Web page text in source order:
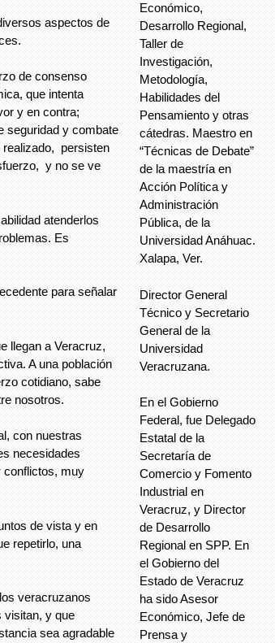
aspectos de
de consenso
que intenta
y en contra;
seguridad y combate
realizado, persisten
y no se ve
atenderlos
Es
para señalar
llegan a Veracruz,
A una población
cotidiano, sabe
nosotros.
con nuestras
necesidades
muy
de vista y en
repetirlo, una
veracruzanos
visitan, y que
sea agradable
Económico,
Desarrollo Regional,
Taller de
Investigación,
Metodología,
Habilidades del
Pensamiento y otras
cátedras. Maestro en
“Técnicas de Debate”
de la maestría en
Acción Política y
Administración
Pública, de la
Universidad Anáhuac.
Xalapa, Ver.
Director General
Técnico y Secretario
General de la
Universidad
Veracruzana.
En el Gobierno
Federal, fue Delegado
Estatal de la
Secretaría de
Comercio y Fomento
Industrial en
Veracruz, y Director
de Desarrollo
Regional en SPP. En
el Gobierno del
Estado de Veracruz
ha sido Asesor
Económico, Jefe de
Prensa y